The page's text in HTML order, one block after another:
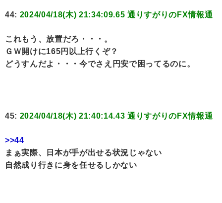
44: 2024/04/18(木) 21:34:09.65 通りすがりのFX情報通
これもう、放置だろ・・・。
ＧＷ開けに165円以上行くぞ？
どうすんだよ・・・今でさえ円安で困ってるのに。
45: 2024/04/18(木) 21:40:14.43 通りすがりのFX情報通
>>44
まぁ実際、日本が手が出せる状況じゃない
自然成り行きに身を任せるしかない